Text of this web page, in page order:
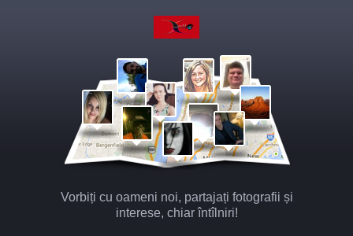
Vorbiți cu oameni noi, partajați fotografii și
interese, chiar întîlniri!